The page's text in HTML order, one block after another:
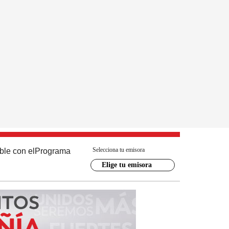
con el Programa Selecciona tu emisora
Elige tu emisora